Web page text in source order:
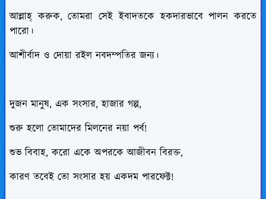
আল্লাহ্ করুক, তোমরা সেই ইবাদতকে হকদারভাবে পালন করতে
পারো।
আশীর্বাদ ও দোয়া রইল নবদম্পতির জন্য।
দুজন মানুষ, এক সংসার, হাজার গল্প,
শুরু হলো তোমাদের মিলনের নয়া পর্ব!
শুভ বিবাহ, করো একে অপরকে আজীবন বিরক্ত,
কারণ তবেই তো সংসার হয় একদম পারফেক্ট!